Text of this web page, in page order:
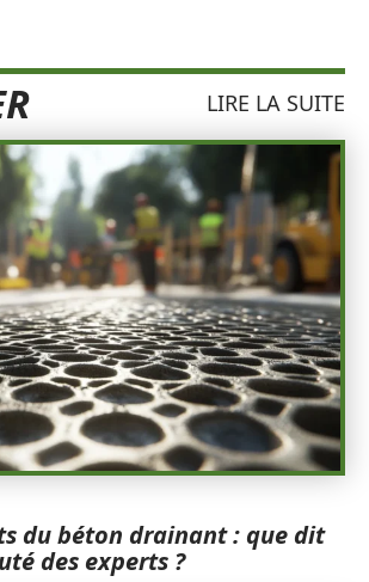
LIRE LA SUITE
du béton drainant : que dit
des experts ?